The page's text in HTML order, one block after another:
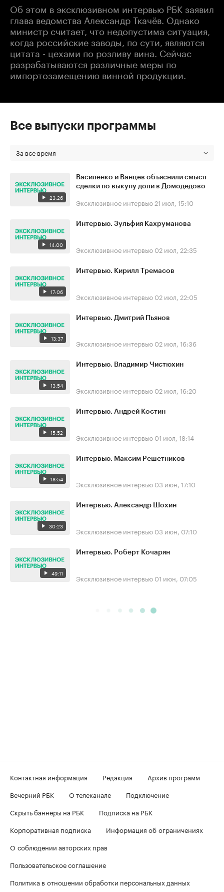
Об этом в эксклюзивном интервью РБК заявил
глава ведомства Александр Ткачёв. Однако
министр считает, что недопустима ситуация,
когда российские заводы, по сути, являются
цитата - цехами по розливу вина. Сейчас
разрабатываются различные меры по
импортозамещению винной продукции.
Все выпуски программы
За все время
23:26
Василенко и Ванцев объяснили смысл
сделки по выкупу доли в Домодедово
Эксклюзивное интервью 21 июл, 15:10
14:00
Интервью. Зульфия Кахруманова
Эксклюзивное интервью 02 июл, 22:35
17:06
Интервью. Кирилл Тремасов
Эксклюзивное интервью 02 июл, 22:05
13:37
Интервью. Дмитрий Пьянов
Эксклюзивное интервью 02 июл, 16:36
13:54
Интервью. Владимир Чистюхин
Эксклюзивное интервью 02 июл, 16:20
15:52
Интервью. Андрей Костин
Эксклюзивное интервью 01 июл, 18:14
18:54
Интервью. Максим Решетников
Эксклюзивное интервью 03 июн, 17:10
30:23
Интервью. Александр Шохин
Эксклюзивное интервью 03 июн, 07:10
49:11
Интервью. Роберт Кочарян
Эксклюзивное интервью 01 июн, 07:05
Контактная информация Редакция
Архив программ
Вечерний РБК
О телеканале
Подключение
Скрыть баннеры на РБК
Подписка на РБК
Корпоративная подписка
Информация об ограничениях
О соблюдении авторских прав
Пользовательское соглашение
Политика в отношении обработки персональных данных